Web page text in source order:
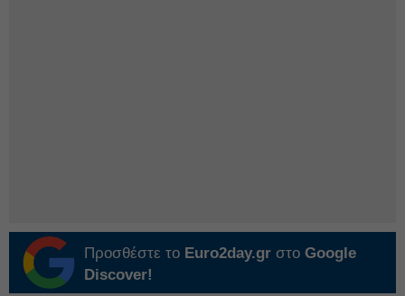
Προσθέστε το Euro2day.gr στο Google
Discover!